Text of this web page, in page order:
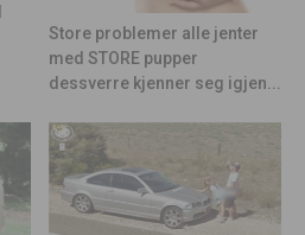
Store problemer alle jenter
med STORE pupper
dessverre kjenner seg igjen...